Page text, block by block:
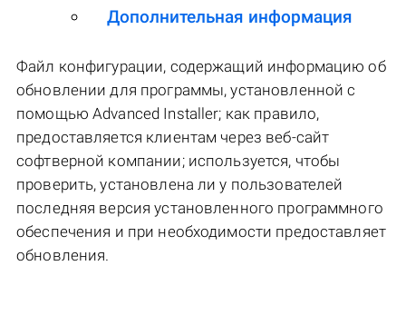
Дополнительная информация
Файл конфигурации, содержащий информацию об
обновлении для программы, установленной с
помощью Advanced Installer; как правило,
предоставляется клиентам через веб-сайт
софтверной компании; используется, чтобы
проверить, установлена ​​ли у пользователей
последняя версия установленного программного
обеспечения и при необходимости предоставляет
обновления.